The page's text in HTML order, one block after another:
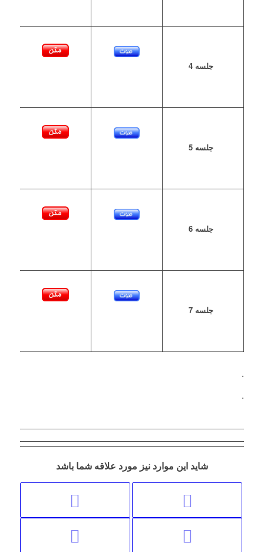
جلسه 4
جلسه 5
جلسه 6
جلسه 7
.
.
شاید این موارد نیز مورد علاقه شما باشد